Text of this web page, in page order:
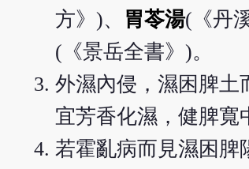
方》)、
胃苓湯(《丹
(《景岳全書》)。
外濕內侵，濕困脾土
宜芳香化濕，健脾寬
若霍亂病而見濕困脾